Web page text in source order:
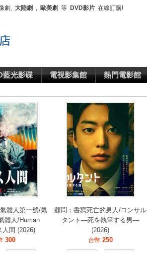
劇, 大陸劇 , 歐美劇 等 DVD影片 在線訂購!
藍光影碟 電視影集館 熱門電影館
體人第一號/氣
體人/Human
人間 (2026)
300
顧問：書寫死亡的男人/コンサル
タント―死を執筆する男―
(2026)
台幣 250